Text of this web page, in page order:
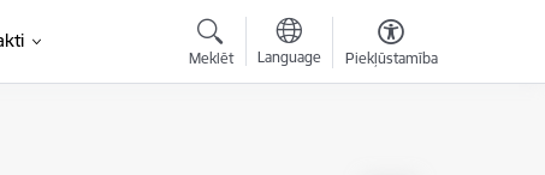
Meklēt Language Piekļūstamība